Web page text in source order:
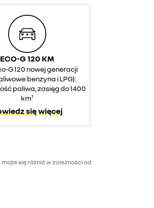
ECO-G 120 KM
G 120 nowej generacji
i LPG):
paliwa, zasięg do 1400
km¹
się więcej
się różnić w zależności od